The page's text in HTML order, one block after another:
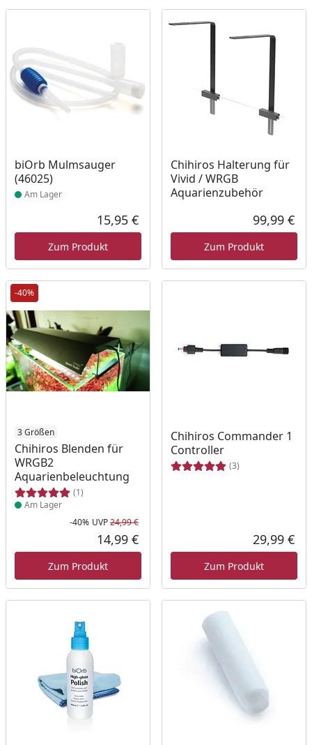
biOrb Mulmsauger
(46025)
Produkt am Lager
Am Lager
Aktueller Preis
15,95 €
Zum Produkt
Chihiros Halterung für
Vivid / WRGB
Aquarienzubehör
99,99 €
Zum Produkt
-40%
3 Größen
Chihiros Blenden für
WRGB2
Aquarienbeleuchtung
(1)
Produkt am Lager
Am Lager
Rabatt in Prozent
-40%
Ursprünglicher Preis
UVP24,99 €
Aktueller Preis
14,99 €
Zum Produkt
Chihiros Commander 1
Controller
(3)
29,99 €
Zum Produkt